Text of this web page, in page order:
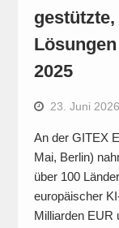
2025
23. Juni 2026
An der GITEX
Mai, Berlin)
über 100
europäischer
Milliarden EUR